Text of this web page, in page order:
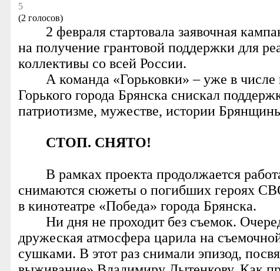
5
(2 голосов)
2 февраля стартовала заявочная
на получение грантовой поддержки для
коллективы со всей России.
А команда «Горьковки» – уже в
Горького города Брянска снискал
патриотизме, мужестве, истории
СТОП. СНЯТО!
В рамках проекта продолжается
снимаются сюжеты о погибших героях
в кинотеатре «Победа» города Брянска.
Ни дня не проходит без съемок.
дружеская атмосфера царила на
сушками. В этот раз снимали эпизод,